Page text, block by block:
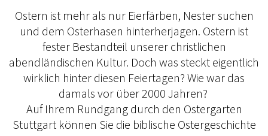
Ostern ist mehr als nur Eierfärben, Nester suchen
und dem Osterhasen hinterherjagen. Ostern ist
fester Bestandteil unserer christlichen
abendländischen Kultur. Doch was steckt eigentlich
wirklich hinter diesen Feiertagen? Wie war das
damals vor über 2000 Jahren?
Auf Ihrem Rundgang durch den Ostergarten
Stuttgart können Sie die biblische Ostergeschichte